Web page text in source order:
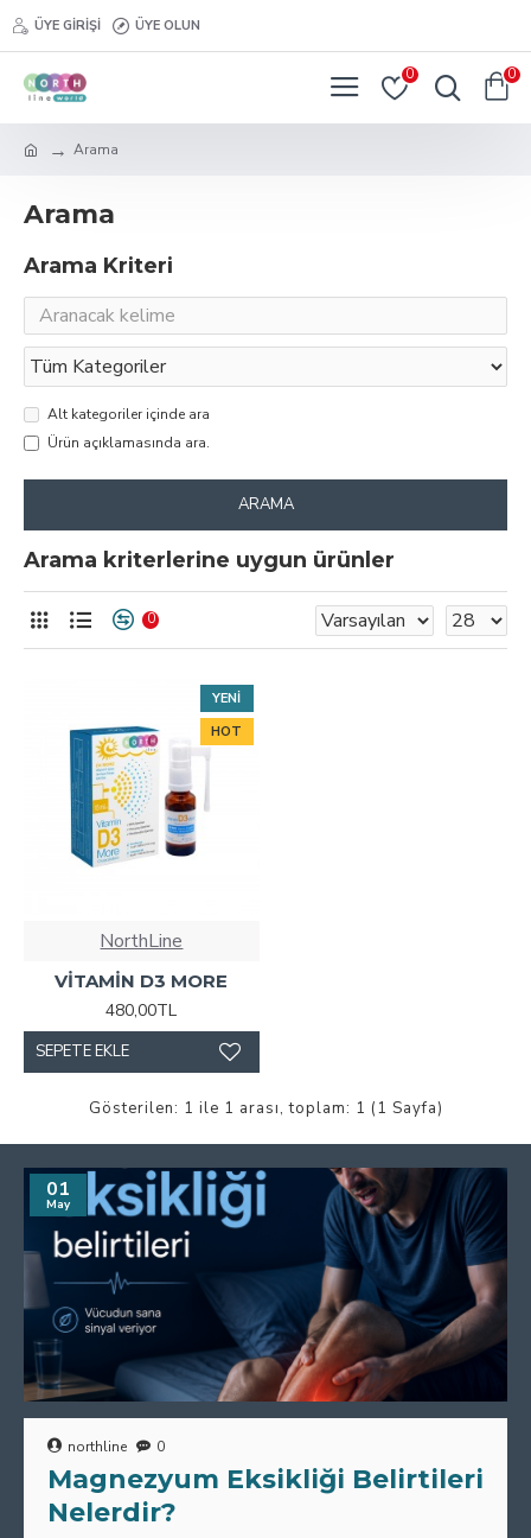
ÜYE GIRIŞI ÜYE OLUN
0 0
Arama
Arama
Arama Kriteri
Alt kategoriler içinde ara
Ürün açıklamasında ara.
ARAMA
Arama kriterlerine uygun ürünler
0
YENI
HOT
NorthLine
VİTAMİN D3 MORE
480,00TL
SEPETE EKLE
Gösterilen: 1 ile 1 arası, toplam: 1 (1 Sayfa)
01
May
northline 0
Magnezyum Eksikliği Belirtileri
Nelerdir?